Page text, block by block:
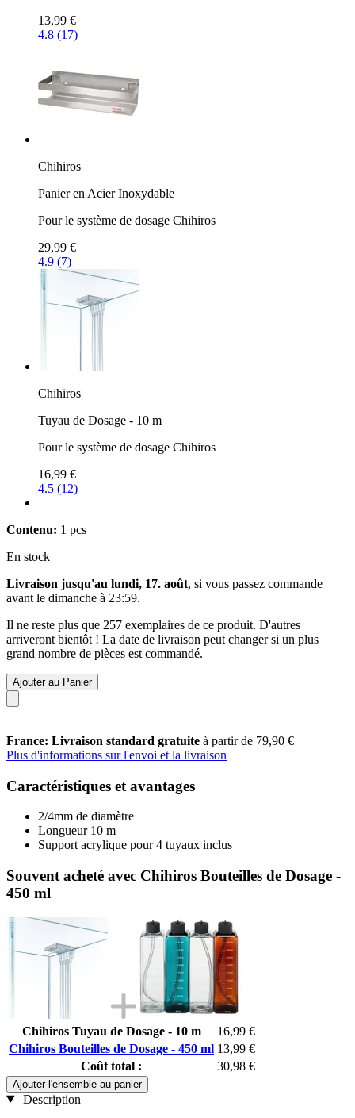
13,99 €
4.8 (17)
Chihiros
Panier en Acier Inoxydable
Pour le système de dosage Chihiros
29,99 €
4.9 (7)
Chihiros
Tuyau de Dosage - 10 m
Pour le système de dosage Chihiros
16,99 €
4.5 (12)
Contenu: 1 pcs
En stock
Livraison jusqu'au lundi, 17. août, si vous passez commande
avant le dimanche à 23:59.
Il ne reste plus que 257 exemplaires de ce produit. D'autres
arriveront bientôt ! La date de livraison peut changer si un plus
grand nombre de pièces est commandé.
Ajouter au Panier
France: Livraison standard gratuite à partir de 79,90 €
Plus d'informations sur l'envoi et la livraison
Caractéristiques et avantages
2/4mm de diamètre
Longueur 10 m
Support acrylique pour 4 tuyaux inclus
Souvent acheté avec Chihiros Bouteilles de Dosage -
450 ml
Chihiros Tuyau de Dosage - 10 m
16,99 €
Chihiros Bouteilles de Dosage - 450 ml 13,99 €
Coût total :
30,98 €
Ajouter l'ensemble au panier
Description